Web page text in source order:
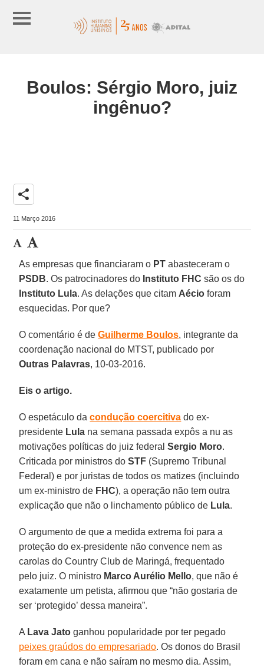
Boulos: Sérgio Moro, juiz
ingênuo?
share
11 Março 2016
As empresas que financiaram o PT abasteceram o
PSDB. Os patrocinadores do Instituto FHC são os do
Instituto Lula. As delações que citam Aécio foram
esquecidas. Por que?
O comentário é deGuilherme Boulos, integrante da
coordenação nacional do MTST, publicado por
Outras Palavras, 10-03-2016.
Eis o artigo.
O espetáculo dacondução coercitiva do ex-
presidente Lula na semana passada expôs a nu as
motivações políticas do juiz federalSergio Moro.
Criticada por ministros doSTF (Supremo Tribunal
Federal) e por juristas de todos os matizes (incluindo
um ex-ministro de FHC), a operação não tem outra
explicação que não o linchamento público de Lula.
O argumento de que a medida extrema foi para a
proteção do ex-presidente não convence nem as
carolas do Country Club de Maringá, frequentado
pelo juiz. O ministro Marco Aurélio Mello, que não é
exatamente um petista, afirmou que “não gostaria de
ser ‘protegido’ dessa maneira”.
A Lava Jato ganhou popularidade por ter pegado
peixes graúdos do empresariado. Os donos do Brasil
foram em cana e não saíram no mesmo dia. Assim,